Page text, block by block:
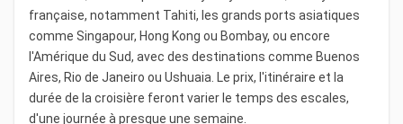
française, notamment Tahiti, les grands ports asiatiques
comme Singapour, Hong Kong ou Bombay, ou encore
l'Amérique du Sud, avec des destinations comme Buenos
Aires, Rio de Janeiro ou Ushuaia. Le prix, l'itinéraire et la
durée de la croisière feront varier le temps des escales,
d'une journée à presque une semaine.